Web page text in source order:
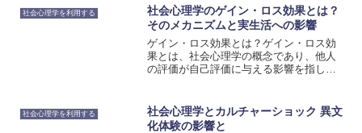
ています。この数を超えると、人間は関
係を維持することが難...
社会心理学を利用する
社会心理学のゲイン・ロス効果とは？
そのメカニズムと実生活への影響
ゲイン・ロス効果とは？ゲイン・ロス効
果とは、社会心理学の概念であり、他人
の評価が自己評価に与える影響を指しま
に自己評価を低下させる効果をロス効果
と呼びます。ゲイン効果は...
社会心理学を利用する
社会心理学とカルチャーショック 異文
化体験の影響と